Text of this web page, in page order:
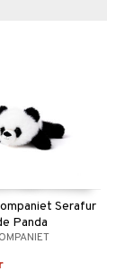
Serafur
Panda